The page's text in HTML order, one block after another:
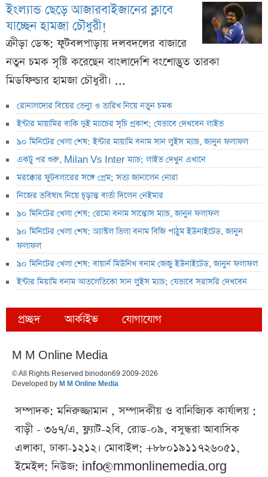
ইংল্যান্ড ছেড়ে আজারবাইজানের ক্লাবে
যাচ্ছেন হামজা চৌধুরী!
ক্রীড়া ডেস্ক: ফুটবলপাড়ায় দলবদলের বাজারে
নতুন চমক সৃষ্টি করেছেন বাংলাদেশি বংশোদ্ভূত তারকা
মিডফিল্ডার হামজা চৌধুরী। ...
রোনালদোর বিয়ের ভেন্যু ও তারিখ নিয়ে নতুন চমক
ইন্টার মায়ামির বাকি দুই ম্যাচের সূচি প্রকাশ; যেভাবে দেখবেন লাইভ
৯০ মিনিটের খেলা শেষ: ইন্টার মায়ামি বনাম সান লুইস ম্যাচ, জানুন ফলাফল
একটু পর শুরু, Milan Vs Inter ম্যাচ; লাইভ দেখুন এখানে
মরক্কোর ফুটবলারের সঙ্গে প্রেম; সত্য জানালেন নোরা
নিজের ভবিষ্যৎ নিয়ে চূড়ান্ত বার্তা দিলেন নেইমার
৯০ মিনিটের খেলা শেষ: রেমো বনাম সান্তোস ম্যাচ, জানুন ফলাফল
৯০ মিনিটের খেলা শেষ: অ্যাস্টল ভিলা বনাম বিজি পাঠুম ইউনাইটেড, জানুন
ফলাফল
৯০ মিনিটের খেলা শেষ: বায়ার্ন মিউনিখ বনাম জেজু ইউনাইটেড, জানুন ফলাফল
ইন্টার মিয়ামি বনাম আতলেতিকো সান লুইস ম্যাচ; যেভাবে সরাসরি দেখবেন
প্রচ্ছদ আর্কাইভ যোগাযোগ
M M Online Media
© All Rights Reserved binodon69 2009-2026
Developed by M M Online Media
সম্পাদক: মনিরুজ্জামান , সম্পাদকীয় ও বানিজ্যিক কার্যালয় :
বাড়ী - ৩৬৭/এ, ফ্ল্যাট-২বি, রোড-০৯, বসুন্ধরা আবাসিক
এলাকা, ঢাকা-১২১২। মোবাইল: +৮৮০১৯১১৭২৬০৫১,
ইমেইল: নিউজ: info@mmonlinemedia.org